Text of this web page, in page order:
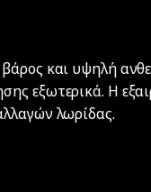
και υψηλή
εξωτερικά. Η
λωρίδας.